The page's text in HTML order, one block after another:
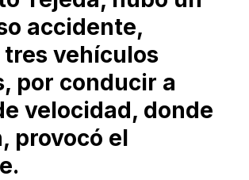
accidente,
vehículos
por conducir a
velocidad, donde
provocó el